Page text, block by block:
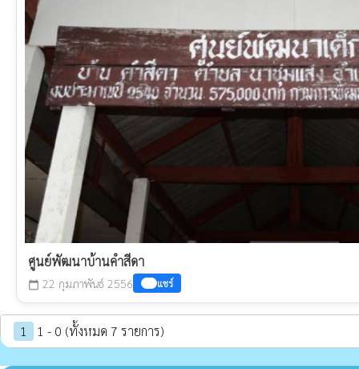
ศูนย์พัฒนาบ้านคำสีดา
calendar_today 22 กุมภาพันธ์ 2556 แชร์
1 1 - 0 (ทั้งหมด 7 รายการ)